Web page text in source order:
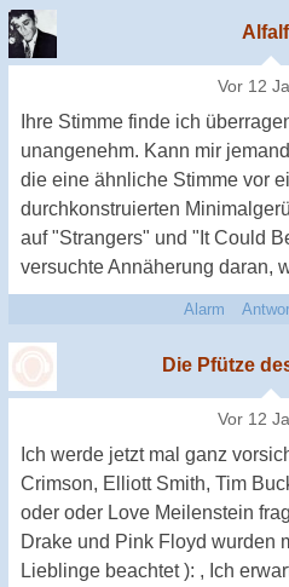
Vor 12
Ihre Stimme finde ich
unangenehm. Kann mir
die eine ähnliche Stimme vor
durchkonstruierten
auf "Strangers" und "It Could
versuchte Annäherung daran,
Alarm
Die Pfütze
Vor 12
Ich werde jetzt mal ganz
Crimson, Elliott Smith, Tim
oder oder Love Meilenstein
Drake und Pink Floyd wurden
Lieblinge beachtet ): , Ich